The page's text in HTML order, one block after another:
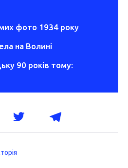
фото 1934 року
на Волині
90 років тому: